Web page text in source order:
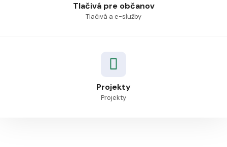
Tlačivá pre občanov
Tlačivá a e-služby
Projekty
Projekty